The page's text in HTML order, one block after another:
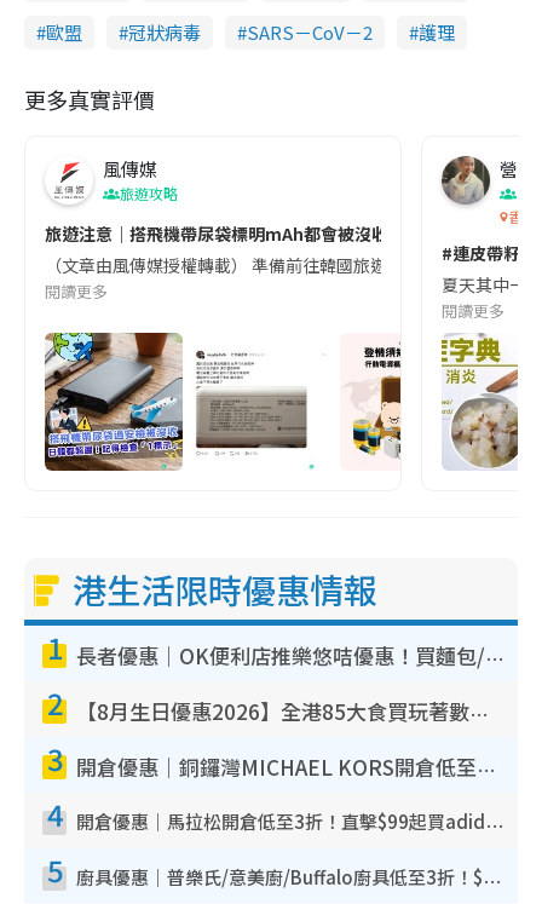
歐盟
冠狀病毒 SARS－CoV－2 護理
更多真實評價
風傳媒
旅遊攻略
旅遊注意｜搭飛機帶尿袋標明mAh都會被沒收😱出發前切記檢查
（文章由風傳媒授權轉載） 準備前往韓國旅遊的民眾，近期要
閱讀更多
營養
香港
#連皮帶籽
夏天其中一
閱讀更多
港生活限時優惠情報
1 長者優惠｜OK便利店推樂悠咭優惠！買麵包/牛奶/保健品拍卡即減
2 【8月生日優惠2026】全港85大食買玩著數攻略 自助餐/火鍋放題同行免費＋誠品/DONKI送現金券
3 開倉優惠｜銅鑼灣MICHAEL KORS開倉低至17折！直擊$500起買手袋/銀包/鞋款 必買經典Jet Set系列
4 開倉優惠｜馬拉松開倉低至3折！直擊$99起買adidas／New Balance／Puma鞋款 STANLEY保溫杯劈價至$119起
5 廚具優惠｜普樂氏/意美廚/Buffalo廚具低至3折！$89起買煎鍋／炒鑊／個人鍋 同場小家電激減至$99起